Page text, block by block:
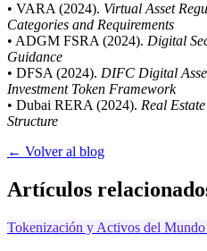
• VARA (2024). Virtual Asset
Categories and Requirements
• ADGM FSRA (2024). Digital
Guidance
• DFSA (2024). DIFC Digital
Investment Token Framework
• Dubai RERA (2024). Real
Structure
← Volver al blog
Artículos
Tokenización y Activos del Mundo